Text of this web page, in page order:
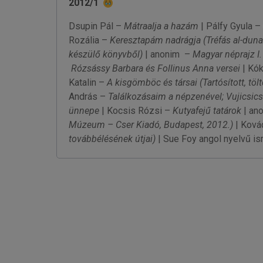
2012/1
Dsupin Pál – Mátraalja a hazám | Pálfy Gyula –
Rozália – Keresztapám nadrágja (Tréfás al-
készülő könyvből)| anonim – Magyar néprajz I.
Rózsássy Barbara és Follinus Anna versei|
Katalin – A kisgömböc és társai (Tartósított,
András – Találkozásaim a népzenével; Vujicsics
ünnepe| Kocsis Rózsi – Kutyafejű tatárok|
Múzeum – Cser Kiadó, Budapest, 2012.)|
továbbélésének útjai)| Sue Foy angol nyelvű